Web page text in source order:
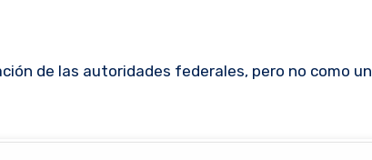
de las autoridades federales, pero no como un